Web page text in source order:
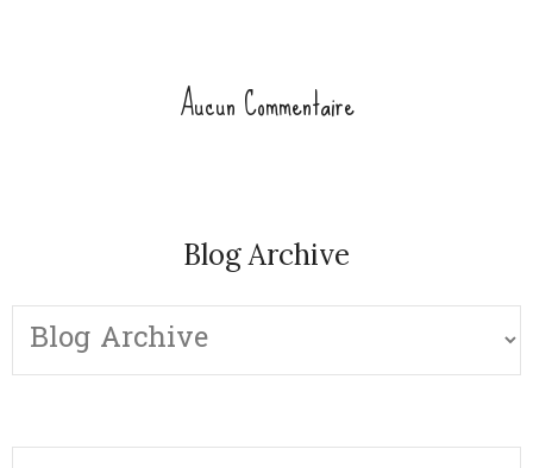
Aucun Commentaire
Blog Archive